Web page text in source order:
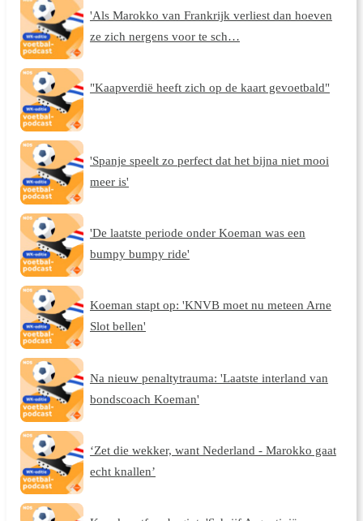
'Als Marokko van Frankrijk verliest dan hoeven
ze zich nergens voor te sch…
"Kaapverdië heeft zich op de kaart gevoetbald"
'Spanje speelt zo perfect dat het bijna niet mooi
meer is'
'De laatste periode onder Koeman was een
bumpy bumpy ride'
Koeman stapt op: 'KNVB moet nu meteen Arne
Slot bellen'
Na nieuw penaltytrauma: 'Laatste interland van
bondscoach Koeman'
‘Zet die wekker, want Nederland - Marokko gaat
echt knallen’